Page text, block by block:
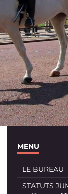
MENU
LE BUREAU
STATUTS